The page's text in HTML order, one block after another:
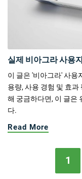
실제 비아그라 사용
이 글은 '비아그라' 사용
용량, 사용 경험 및 효
해 궁금하다면, 이 글은
다.
Read More
1